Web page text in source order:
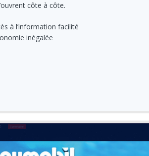
côte à côte.
à l’information facilité
inégalée